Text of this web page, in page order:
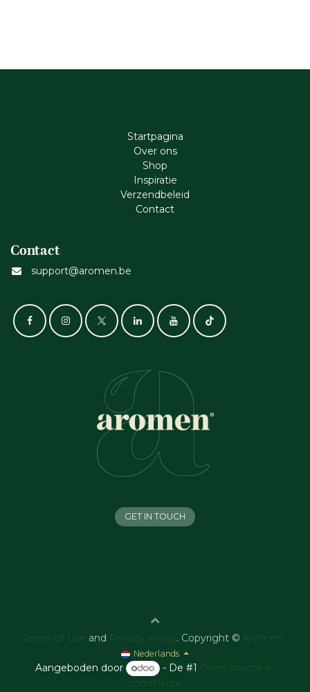
Startpagina
Ove​r​ ons
Shop
Inspiratie
Verzendbeleid
Cont​act
Contact
support@aromen.be
GET IN TOUCH
Terms of Use and Privacy Policy . Copyright © Aromen
Nederlands
Aangeboden door - De #1 Open source e-
commerce